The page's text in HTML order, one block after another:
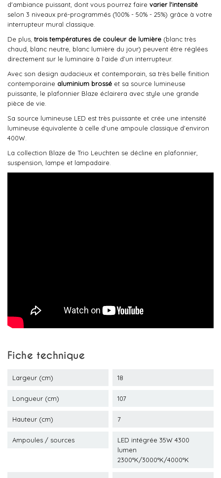
d'ambiance puissant, dont vous pourrez faire varier l'intensité
selon 3 niveaux pré-programmés (100% - 50% - 25%) grâce à votre
interrupteur mural classique.
De plus, trois températures de couleur de lumière (blanc très
chaud, blanc neutre, blanc lumière du jour) peuvent être réglées
directement sur le luminaire à l'aide d'un interrupteur.
Avec son design audacieux et contemporain, sa très belle finition
contemporaine aluminium brossé et sa source lumineuse
puissante, le plafonnier Blaze éclairera avec style une grande
pièce de vie.
Sa source lumineuse LED est très puissante et crée une intensité
lumineuse équivalente à celle d'une ampoule classique d'environ
400W.
La collection Blaze de Trio Leuchten se décline en plafonnier,
suspension, lampe et lampadaire.
Fiche technique
Largeur (cm) 18
Longueur (cm) 107
Hauteur (cm) 7
Ampoules / sources
LED intégrée 35W 4300
lumen
2300°K/3000°K/4000°K